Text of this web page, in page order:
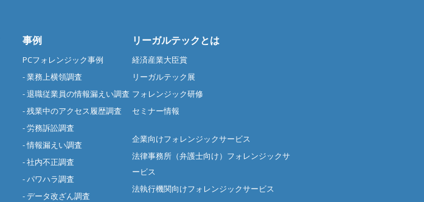
事例
PCフォレンジック事例
- 業務上横領調査
- 退職従業員の情報漏えい調査
- 残業中のアクセス履歴調査
- 労務訴訟調査
- 情報漏えい調査
- 社内不正調査
- パワハラ調査
- データ改ざん調査
リーガルテックとは
経済産業大臣賞
リーガルテック展
フォレンジック研修
セミナー情報
企業向けフォレンジックサービス
法律事務所（弁護士向け）フォレンジックサ
ービス
法執行機関向けフォレンジックサービス